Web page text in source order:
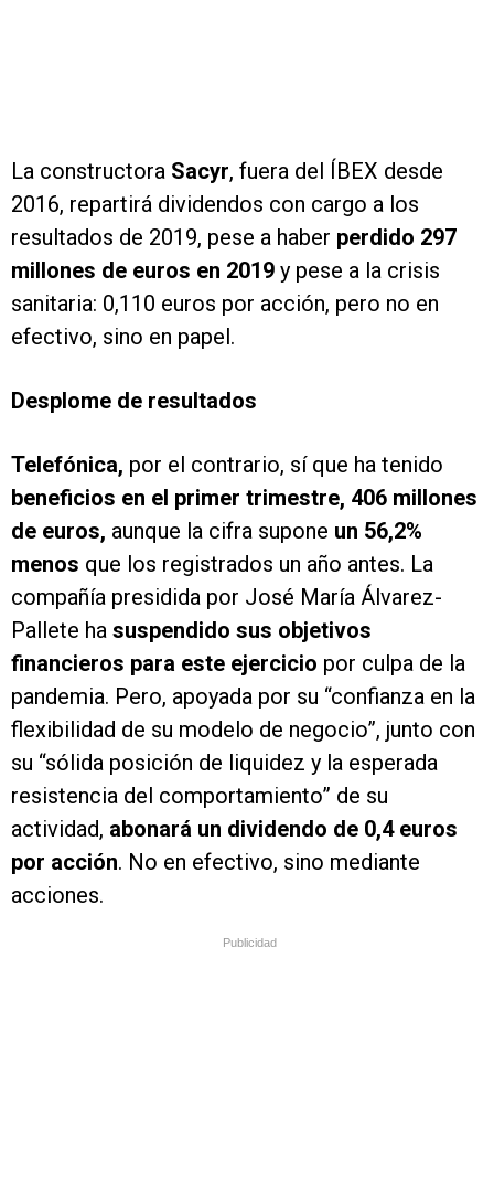
La constructora Sacyr, fuera del ÍBEX desde
2016, repartirá dividendos con cargo a los
resultados de 2019, pese a haber perdido 297
millones de euros en 2019 y pese a la crisis
sanitaria: 0,110 euros por acción, pero no en
efectivo, sino en papel.
Desplome de resultados
Telefónica, por el contrario, sí que ha tenido
beneficios en el primer trimestre, 406 millones
de euros, aunque la cifra supone un 56,2%
menos que los registrados un año antes. La
compañía presidida por José María Álvarez-
Pallete ha suspendido sus objetivos
financieros para este ejercicio por culpa de la
pandemia. Pero, apoyada por su “confianza en la
flexibilidad de su modelo de negocio”, junto con
su “sólida posición de liquidez y la esperada
resistencia del comportamiento” de su
actividad, abonará un dividendo de 0,4 euros
por acción. No en efectivo, sino mediante
acciones.
Publicidad